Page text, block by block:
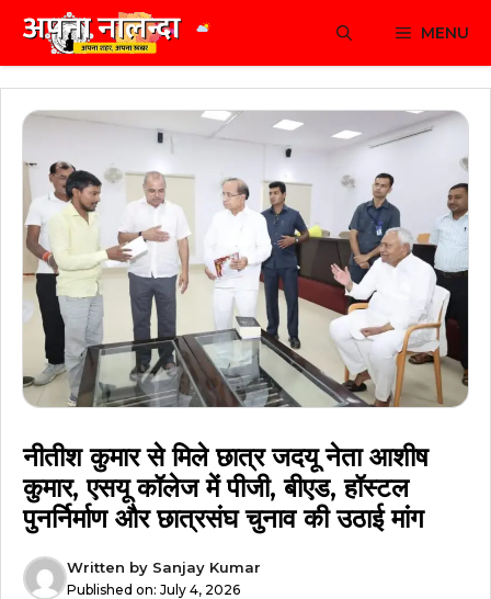
content
MENU
नीतीश कुमार से मिले छात्र जदयू नेता आशीष
कुमार, एसयू कॉलेज में पीजी, बीएड, हॉस्टल
पुनर्निर्माण और छात्रसंघ चुनाव की उठाई मांग
Written by Sanjay Kumar
Published on: July 4, 2026